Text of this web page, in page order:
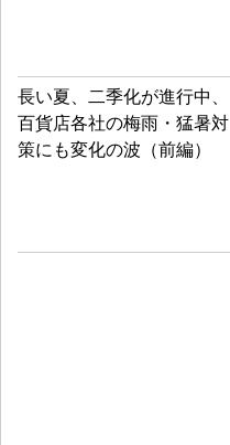
長い夏、二季化が進行中、
百貨店各社の梅雨・猛暑対
策にも変化の波（前編）